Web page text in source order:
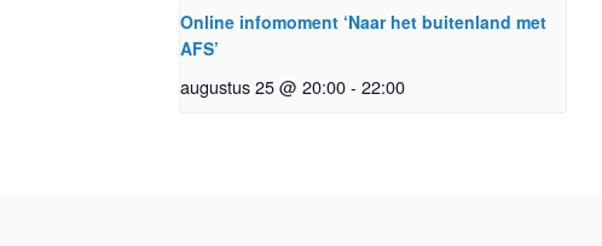
Online infomoment ‘Naar het buitenland met
AFS’
augustus 25 @ 20:00- 22:00